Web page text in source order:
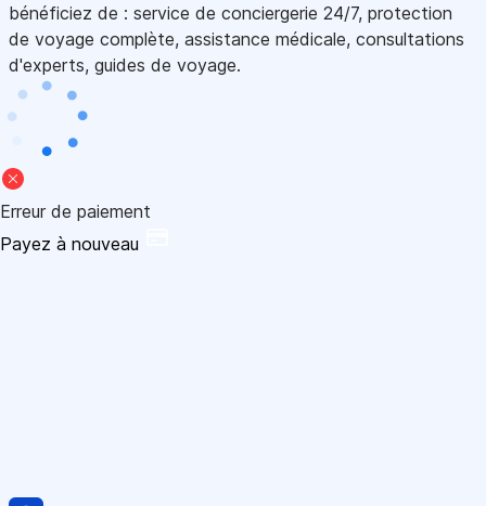
bénéficiez de : service de conciergerie 24/7, protection
de voyage complète, assistance médicale, consultations
d'experts, guides de voyage.
Erreur de paiement
Payez à nouveau